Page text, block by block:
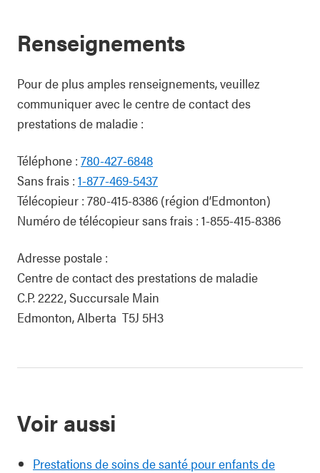
Renseignements
Pour de plus amples renseignements, veuillez
communiquer avec le centre de contact des
prestations de maladie :
Téléphone : 780-427-6848
Sans frais : 1-877-469-5437
Télécopieur : 780-415-8386 (région d’Edmonton)
Numéro de télécopieur sans frais : 1-855-415-8386
Adresse postale :
Centre de contact des prestations de maladie
C.P. 2222, Succursale Main
Edmonton, Alberta T5J 5H3
Voir aussi
Prestations de soins de santé pour enfants de